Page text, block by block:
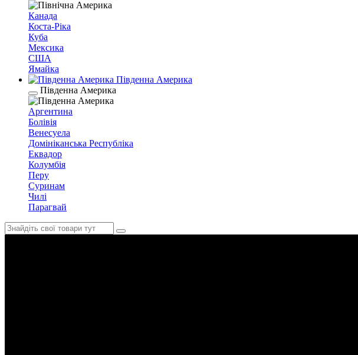
Канада
Коста-Ріка
Куба
Мексика
США
Ямайка
Південна Америка
Південна Америка
Аргентина
Болівія
Венесуела
Домініканська Республіка
Еквадор
Колумбія
Перу
Суринам
Чилі
Парагвай